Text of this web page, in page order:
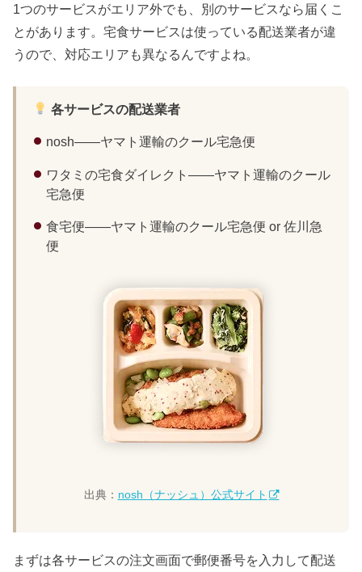
1つのサービスがエリア外でも、別のサービスなら届くこ
とがあります。宅食サービスは使っている配送業者が違
うので、対応エリアも異なるんですよね。
各サービスの配送業者
nosh——ヤマト運輸のクール宅急便
ワタミの宅食ダイレクト——ヤマト運輸のクール
宅急便
食宅便——ヤマト運輸のクール宅急便 or 佐川急
便
出典： nosh（ナッシュ）公式サイト
まずは各サービスの注文画面で郵便番号を入力して配送